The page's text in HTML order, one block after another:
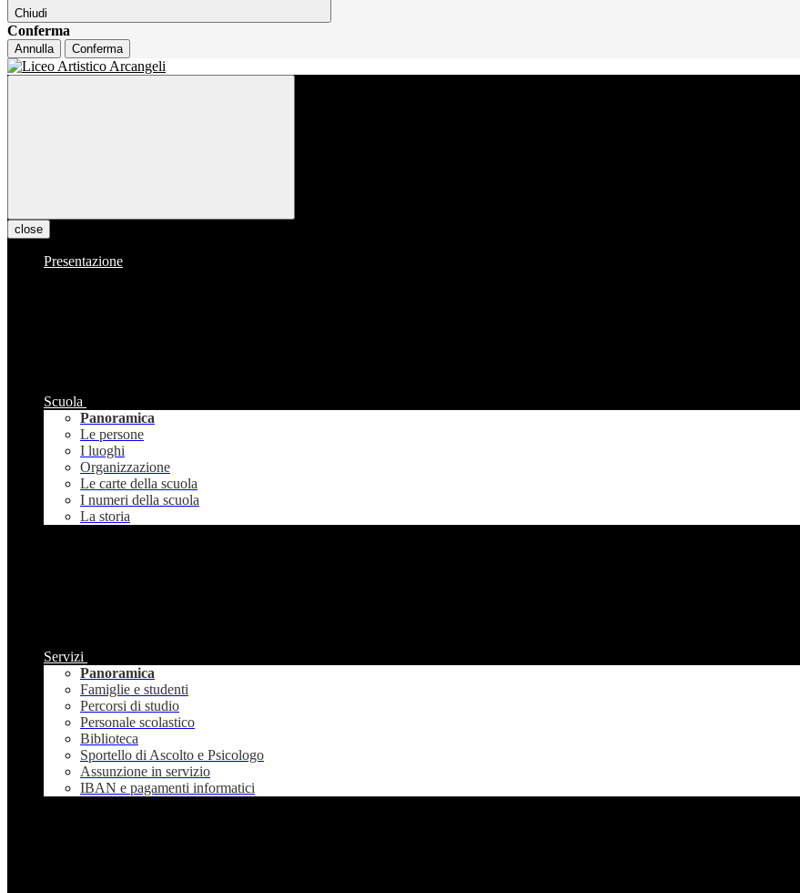
Chiudi
Conferma
Annulla Conferma
close
Presentazione
Scuola
Panoramica
Le persone
I luoghi
Organizzazione
Le carte della scuola
I numeri della scuola
La storia
Servizi
Panoramica
Famiglie e studenti
Percorsi di studio
Personale scolastico
Biblioteca
Sportello di Ascolto e Psicologo
Assunzione in servizio
IBAN e pagamenti informatici